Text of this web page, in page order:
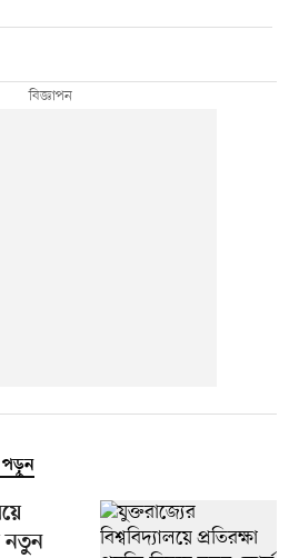
পড়ুন
নতুন